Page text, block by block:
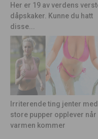
Her er 19 av verdens
dåpskaker. Kunne du hatt
disse...
Irriterende ting jenter med
store pupper opplever når
varmen kommer